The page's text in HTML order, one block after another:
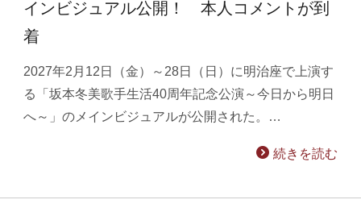
インビジュアル公開！ 本人コメントが到
着
2027年2月12日（金）～28日（日）に明治座で上演す
る「坂本冬美歌手生活40周年記念公演～今日から明日
へ～」のメインビジュアルが公開された。…
続きを読む